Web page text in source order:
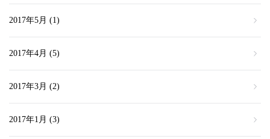
2017年5月 (1)
2017年4月 (5)
2017年3月 (2)
2017年1月 (3)